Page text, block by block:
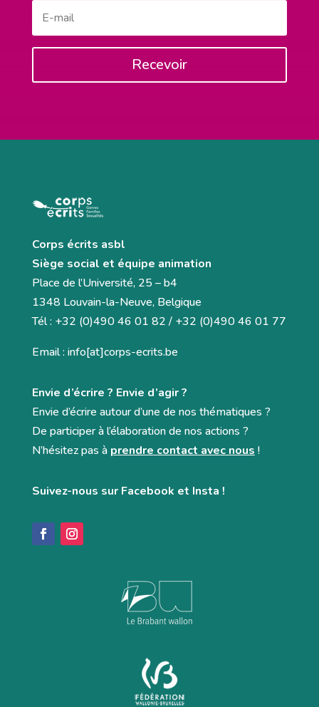
Recevoir
Corps écrits asbl
Siège social et équipe animation
Place de l’Université, 25 – b4
1348 Louvain-la-Neuve, Belgique
Tél : +32 (0)490 46 01 82 / +32 (0)490 46 01 77
Email : info[at]corps-ecrits.be
Envie d’écrire ? Envie d’agir ?
Envie d’écrire autour d’une de nos thématiques ?
De participer à l’élaboration de nos actions ?
N’hésitez pas à prendre contact avec nous !
Suivez-nous sur Facebook et Insta !